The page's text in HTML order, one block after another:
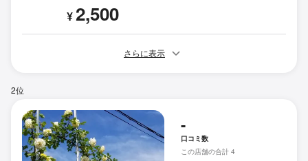
¥2,500
さらに表示
2位
-
口コミ数
この店舗の合計 4